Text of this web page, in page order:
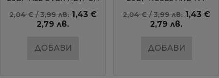
2,04 € / 3,99 лв. 1,43 €
2,79 лв.
ДОБАВИ
AMBIENTE
2,04 € / 3,99 лв. 1,43 €
2,79 лв.
ДОБАВИ